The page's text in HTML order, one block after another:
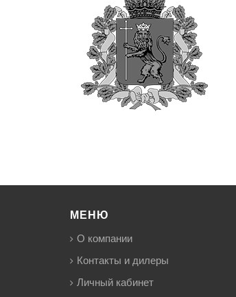
МЕНЮ
О компании
Контакты и дилеры
Личный кабинет